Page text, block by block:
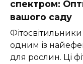
спектром:
вашого саду
одним із
для рослин. Ці